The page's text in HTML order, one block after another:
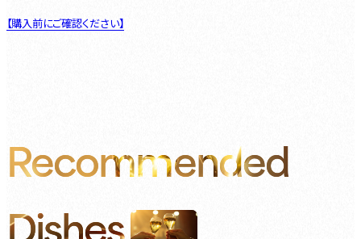
【購入前にご確認ください】
Recommended
Dishes